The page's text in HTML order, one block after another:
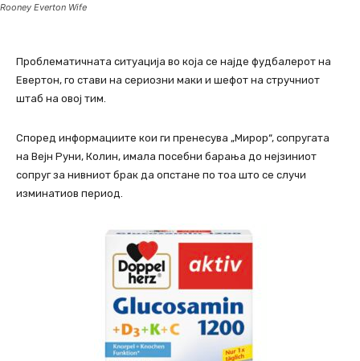
Rooney Everton Wife
Проблематичната ситуација во која се најде фудбалерот на
Евертон, го стави на сериозни маки и шефот на стручниот
штаб на овој тим.
Според информациите кои ги пренесува „Мирор“, сопругата
на Вејн Руни, Колин, имала посебни барања до нејзиниот
сопруг за нивниот брак да опстане по тоа што се случи
изминатиов период.